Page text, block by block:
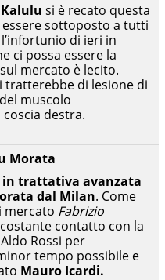
Morata
in trattativa avanzata
dal Milan. Come
mercato Fabrizio
contatto con la
Rossi per
tempo possibile e
Mauro Icardi.
Kalulu si è recato questa
sottoposto a tutti
di ieri in
ci possa essere la
mercato è lecito.
tratterebbe di lesione di
muscolo
destra.